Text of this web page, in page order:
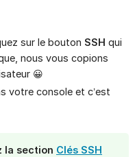
sur le bouton SSH qui
nous vous copions
😀
votre console et c’est
la section Clés SSH